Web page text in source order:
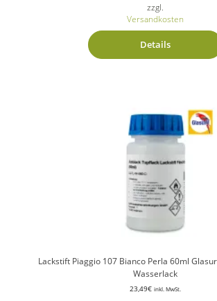
zzgl.
Versandkosten
Details
Lackstift Piaggio 107 Bianco Perla 60ml
Wasserlack
23,49€ inkl. MwSt.